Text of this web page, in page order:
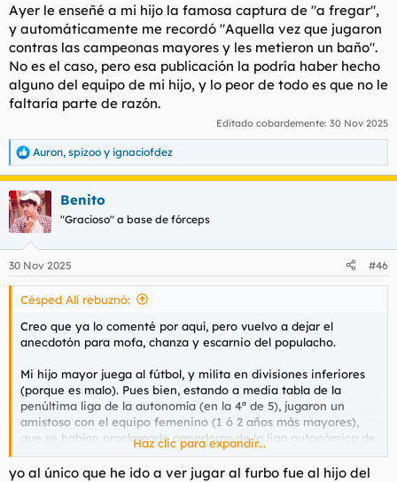
Ayer le enseñé a mi hijo la famosa captura de "a fregar",
y automáticamente me recordó "Aquella vez que jugaron
contras las campeonas mayores y les metieron un baño".
No es el caso, pero esa publicación la podría haber hecho
alguno del equipo de mi hijo, y lo peor de todo es que no le
faltaría parte de razón.
Editado cobardemente: 30 Nov 2025
R
e
a
c
c
i
e
s
Auron, spizoo y ignaciofdez
Benito
"Gracioso" a base de fórceps
30 Nov 2025 #46
Césped Alí rebuznó:
Creo que ya lo comenté por aquí, pero vuelvo a dejar el
anecdotón para mofa, chanza y escarnio del populacho.
Mi hijo mayor juega al fútbol, y milita en divisiones inferiores
(porque es malo). Pues bien, estando a media tabla de la
penúltima liga de la autonomía (en la 4ª de 5), jugaron un
amistoso con el equipo femenino (1 ó 2 años más mayores),
que se habían proclamado ganadoras de la liga autonómica de
chicas. Se supone que pachanguita, ya se dijo de tomárselo
todo un poco relajado y tal.
Haz clic para expandir...
yo al único que he ido a ver jugar al furbo fue al hijo del